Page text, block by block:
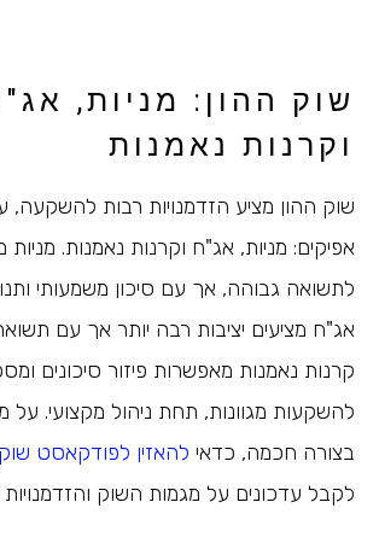
שוק ההון: מניות,
וקרנות נאמנות
שוק ההון מציע הזדמנויות רבות להשקעה,
אפיקים: מניות, אג"ח וקרנות נאמנות. מניות
לתשואה גבוהה, אך עם סיכון משמעותי
אג"ח מציעים יציבות רבה יותר אך עם
קרנות נאמנות מאפשרות פיזור סיכונים
להשקעות מגוונות, תחת ניהול מקצועי. על
בצורה חכמה, כדאי להאזין לפודקאסט
לקבל עדכונים על מגמות השוק